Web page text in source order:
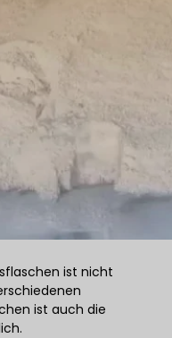
ist nicht
ist auch die